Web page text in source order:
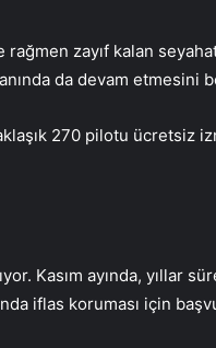
zayıf kalan
da devam
270 pilotu ücretsiz
Kasım ayında, yıllar
iflas koruması için